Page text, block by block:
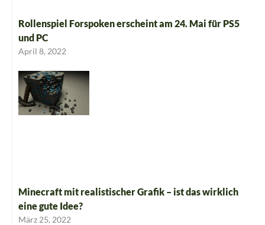
Rollenspiel Forspoken erscheint am 24. Mai für PS5
und PC
April 8, 2022
Minecraft mit realistischer Grafik – ist das wirklich
eine gute Idee?
März 25, 2022